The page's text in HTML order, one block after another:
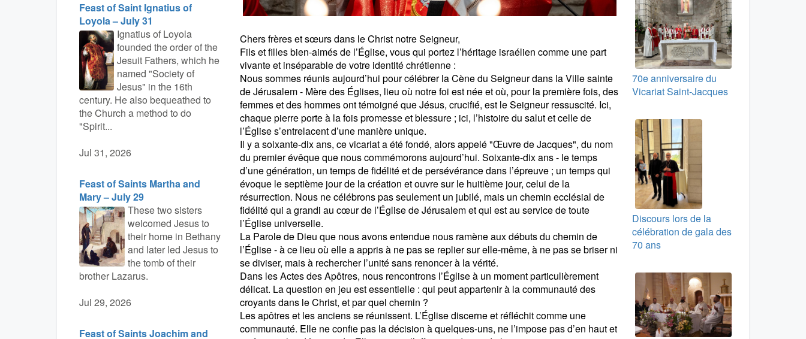
Feast of Saint Ignatius of
Loyola – July 31
Ignatius of Loyola
founded the order of the
Jesuit Fathers, which he
named "Society of
Jesus" in the 16th
century. He also bequeathed to
the Church a method to do
"Spirit...
Jul 31, 2026
Feast of Saints Martha and
Mary – July 29
These two sisters
welcomed Jesus to
their home in Bethany
and later led Jesus to
the tomb of their
brother Lazarus.
Jul 29, 2026
Feast of Saints Joachim and
Chers frères et sœurs dans le Christ notre Seigneur,
Fils et filles bien-aimés de l’Église, vous qui portez l’héritage israélien comme une part
vivante et inséparable de votre identité chrétienne :
Nous sommes réunis aujourd’hui pour célébrer la Cène du Seigneur dans la Ville sainte
de Jérusalem - Mère des Églises, lieu où notre foi est née et où, pour la première fois, des
femmes et des hommes ont témoigné que Jésus, crucifié, est le Seigneur ressuscité. Ici,
chaque pierre porte à la fois promesse et blessure ; ici, l’histoire du salut et celle de
l’Église s’entrelacent d’une manière unique.
Il y a soixante-dix ans, ce vicariat a été fondé, alors appelé "Œuvre de Jacques", du nom
du premier évêque que nous commémorons aujourd’hui. Soixante-dix ans - le temps
d’une génération, un temps de fidélité et de persévérance dans l’épreuve ; un temps qui
évoque le septième jour de la création et ouvre sur le huitième jour, celui de la
résurrection. Nous ne célébrons pas seulement un jubilé, mais un chemin ecclésial de
fidélité qui a grandi au cœur de l’Église de Jérusalem et qui est au service de toute
l’Église universelle.
La Parole de Dieu que nous avons entendue nous ramène aux débuts du chemin de
l’Église - à ce lieu où elle a appris à ne pas se replier sur elle-même, à ne pas se briser ni
se diviser, mais à rechercher l’unité sans renoncer à la vérité.
Dans les Actes des Apôtres, nous rencontrons l’Église à un moment particulièrement
délicat. La question en jeu est essentielle : qui peut appartenir à la communauté des
croyants dans le Christ, et par quel chemin ?
Les apôtres et les anciens se réunissent. L’Église discerne et réfléchit comme une
communauté. Elle ne confie pas la décision à quelques-uns, ne l’impose pas d’en haut et
70e anniversaire du
Vicariat Saint-Jacques
Discours lors de la
célébration de gala des
70 ans